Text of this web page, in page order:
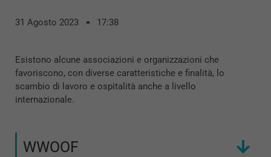
31 Agosto 2023 17:38
Esistono alcune associazioni e organizzazioni che
favoriscono, con diverse caratteristiche e finalità, lo
scambio di lavoro e ospitalità anche a livello
internazionale.
WWOOF